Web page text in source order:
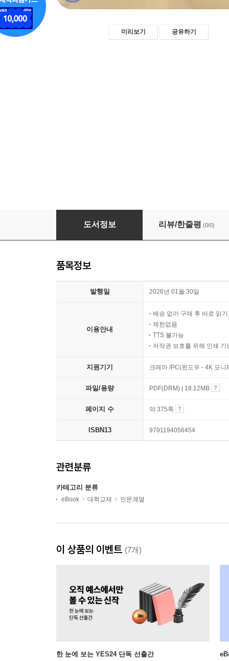
미리보기 공유하기
유아교육에서의 질적연구
도서정보 리뷰/한줄평 (0/0)
품목정보
발행일 2026년 01월 30일
이용안내
배송 없이 구매 후 바로 읽기
제한없음
TTS 불가능
저작권 보호를 위해 인쇄 기
지원기기 크레마 /PC(윈도우 - 4K 모
파일/용량 PDF(DRM) | 18.12MB
페이지 수 약 375쪽
ISBN13 9791194056454
관련분류
카테고리 분류
eBook 대학교재 인문계열
이 상품의 이벤트 (7개)
한 눈에 보는 YES24 단독 선출간